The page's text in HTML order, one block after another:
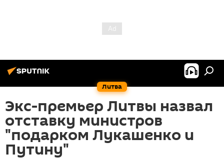
Литва
Экс-премьер Литвы назвал
отставку министров
"подарком Лукашенко и
Путину"